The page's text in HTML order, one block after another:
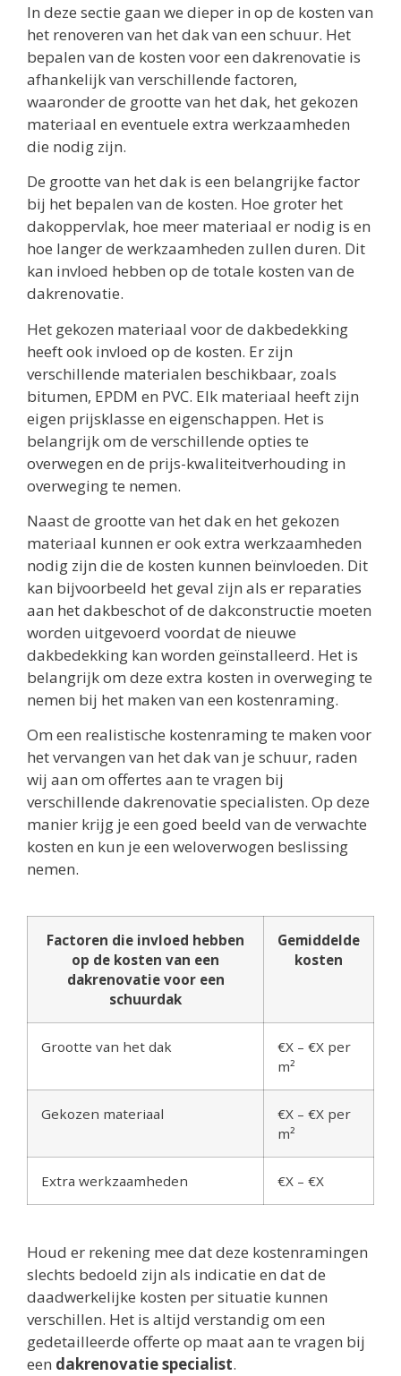
In deze sectie gaan we dieper in op de kosten van
het renoveren van het dak van een schuur. Het
bepalen van de kosten voor een dakrenovatie is
afhankelijk van verschillende factoren,
waaronder de grootte van het dak, het gekozen
materiaal en eventuele extra werkzaamheden
die nodig zijn.
De grootte van het dak is een belangrijke factor
bij het bepalen van de kosten. Hoe groter het
dakoppervlak, hoe meer materiaal er nodig is en
hoe langer de werkzaamheden zullen duren. Dit
kan invloed hebben op de totale kosten van de
dakrenovatie.
Het gekozen materiaal voor de dakbedekking
heeft ook invloed op de kosten. Er zijn
verschillende materialen beschikbaar, zoals
bitumen, EPDM en PVC. Elk materiaal heeft zijn
eigen prijsklasse en eigenschappen. Het is
belangrijk om de verschillende opties te
overwegen en de prijs-kwaliteitverhouding in
overweging te nemen.
Naast de grootte van het dak en het gekozen
materiaal kunnen er ook extra werkzaamheden
nodig zijn die de kosten kunnen beïnvloeden. Dit
kan bijvoorbeeld het geval zijn als er reparaties
aan het dakbeschot of de dakconstructie moeten
worden uitgevoerd voordat de nieuwe
dakbedekking kan worden geïnstalleerd. Het is
belangrijk om deze extra kosten in overweging te
nemen bij het maken van een kostenraming.
Om een realistische kostenraming te maken voor
het vervangen van het dak van je schuur, raden
wij aan om offertes aan te vragen bij
verschillende dakrenovatie specialisten. Op deze
manier krijg je een goed beeld van de verwachte
kosten en kun je een weloverwogen beslissing
nemen.
Factoren die invloed hebben
op de kosten van een
dakrenovatie voor een
schuurdak
Gemiddelde
kosten
Grootte van het dak
€X – €X per
m²
Gekozen materiaal
€X – €X per
m²
Extra werkzaamheden €X – €X
Houd er rekening mee dat deze kostenramingen
slechts bedoeld zijn als indicatie en dat de
daadwerkelijke kosten per situatie kunnen
verschillen. Het is altijd verstandig om een
gedetailleerde offerte op maat aan te vragen bij
een dakrenovatie specialist.